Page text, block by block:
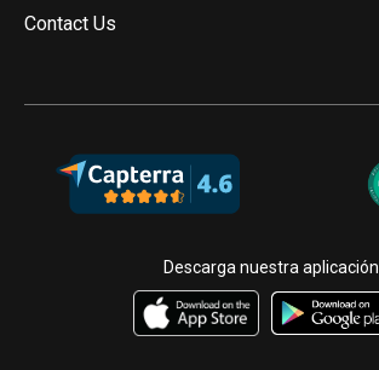
Contact Us
Descarga nuestra aplicación